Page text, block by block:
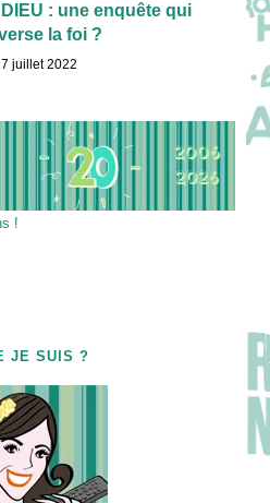
: une enquête qui
la foi ?
juillet 2022
!
JE SUIS ?